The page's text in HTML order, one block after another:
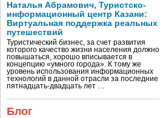
Наталья Абрамович, Туристско-
информационный центр Казани:
Виртуальная поддержка реальных
путешествий
Туристический бизнес, за счет развития
которого качество жизни населения должно
повышаться, хорошо вписывается в
концепцию «умного города». К тому же
уровень использования информационных
технологий в данной отрасли за последние
пятнадцать-двадцать лет …
Блог